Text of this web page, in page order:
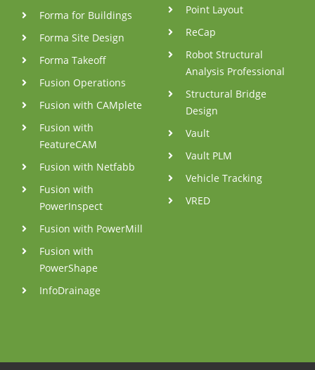
Forma for Buildings
Forma Site Design
Forma Takeoff
Fusion Operations
Fusion with CAMplete
Fusion with
FeatureCAM
Fusion with Netfabb
Fusion with
PowerInspect
Fusion with PowerMill
Fusion with
PowerShape
InfoDrainage
Point Layout
ReCap
Robot Structural
Analysis Professional
Structural Bridge
Design
Vault
Vault PLM
Vehicle Tracking
VRED